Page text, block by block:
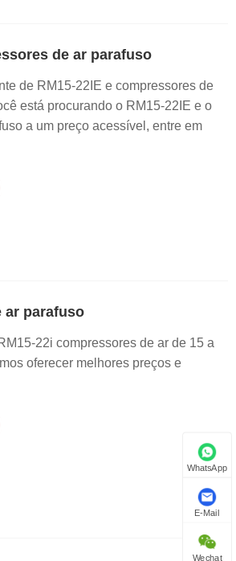
de ar parafuso
de RM15-22IE e compressores de
está procurando o RM15-22IE e o
a um preço acessível, entre em
ar parafuso
22i compressores de ar de 15 a
oferecer melhores preços e
WhatsApp
E-Mail
Wechat